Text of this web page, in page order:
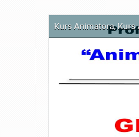
Kurs Animatora,Kurs